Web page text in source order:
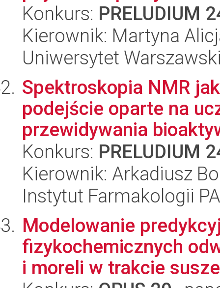
Konkurs: PRELUDIUM
Kierownik: Martyna
Uniwersytet
Spektroskopia NMR
podejście oparte na
przewidywania
Konkurs: PRELUDIUM
Kierownik: Arkadiusz
Instytut Farmakologii
Modelowanie
fizykochemicznych
i moreli w trakcie